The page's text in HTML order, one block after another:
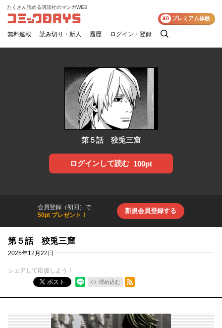
コミックDAYS
たくさん読める講談社のマンガWEB
無料連載 読み切り・新人 履歴 ログイン・登録
検
¥0 プレミアム体験
第５話 狡兎三窟
ログインして読む 100pt
会員登録（初回）で
50pt プレゼント！
新規会員登録する
第５話 狡兎三窟
2025年12月22日
シェアして応援しよう！
ポスト
埋め込む
RSSフィード